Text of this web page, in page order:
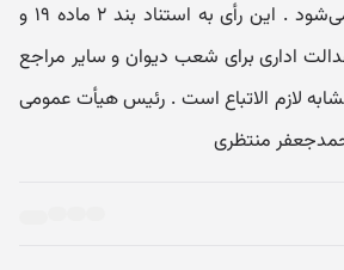
قانونی تشخیص داده می‌شود . این رأی به استناد بند ۲ ماده ۱۹ و
عدالت اداری برای شعب دیوان و سایر مراجع
لازم الاتباع است . رئیس هیأت عمومی
منتظری